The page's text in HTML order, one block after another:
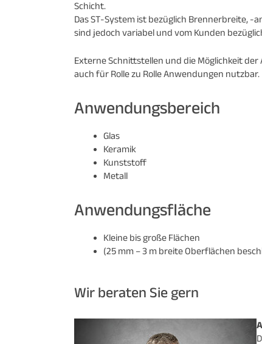
Schicht.
Das ST-System ist bezüglich Brennerbreite, -
sind jedoch variabel und vom Kunden
Externe Schnittstellen und die Möglichkeit
auch für Rolle zu Rolle Anwendungen nutzbar.
Anwendungsbereich
Glas
Keramik
Kunststoff
Metall
Anwendungsfläche
Kleine bis große Flächen
(25 mm – 3 m breite Oberflächen
Wir beraten Sie gern